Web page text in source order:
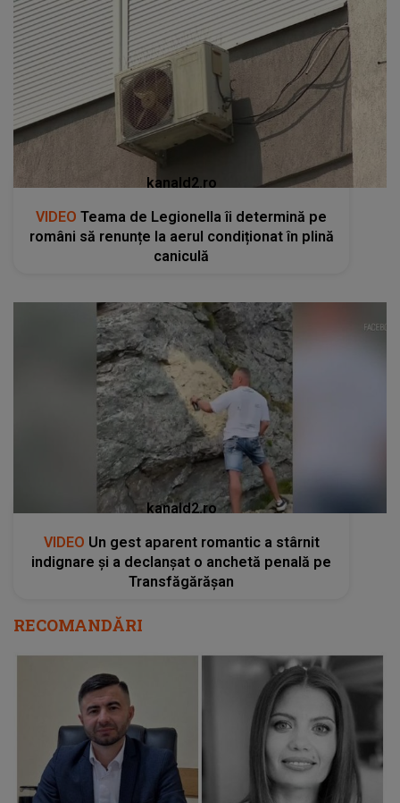
kanald2.ro
VIDEO Teama de Legionella îi determină pe
români să renunțe la aerul condiționat în plină
caniculă
kanald2.ro
VIDEO Un gest aparent romantic a stârnit
indignare și a declanșat o anchetă penală pe
Transfăgărășan
RECOMANDĂRI